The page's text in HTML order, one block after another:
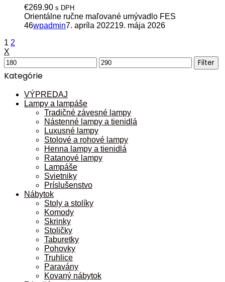
€269.90 s DPH
Orientálne ručne maľované umývadlo FES
46wpadmin7. apríla 202219. mája 2026
1 2
X
Minimálna
cena
Maximálna
cena
Filter
Kategórie
VÝPREDAJ
Lampy a lampáše
Tradičné závesné lampy
Nástenné lampy a tienidlá
Luxusné lampy
Stolové a rohové lampy
Henna lampy a tienidlá
Ratanové lampy
Lampáše
Svietniky
Príslušenstvo
Nábytok
Stoly a stolíky
Komody
Skrinky
Stoličky
Taburetky
Pohovky
Truhlice
Paravány
Kovaný nábytok